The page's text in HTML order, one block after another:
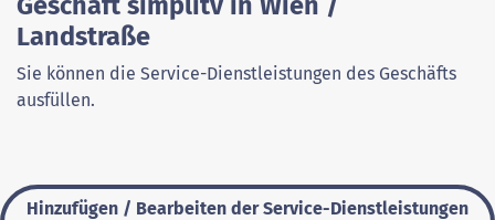
Landstraße
Sie können die Service-Dienstleistungen des Geschäfts
ausfüllen.
Hinzufügen / Bearbeiten der Service-Dienstleistungen